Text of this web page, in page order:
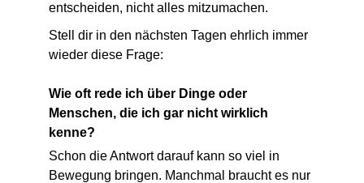
entscheiden, nicht alles mitzumachen.
Stell dir in den nächsten Tagen ehrlich immer
wieder diese Frage:
Wie oft rede ich über Dinge oder
Menschen, die ich gar nicht wirklich
kenne?
Schon die Antwort darauf kann so viel in
Bewegung bringen. Manchmal braucht es nur